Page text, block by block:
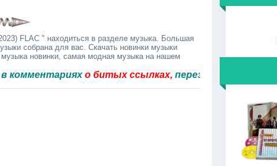
FLAC " находиться в разделе музыка. Большая
собрана для вас. Скачать новинки музыки
новинки, самая модная музыка на нашем
о битых ссылках,перезальём быстро.